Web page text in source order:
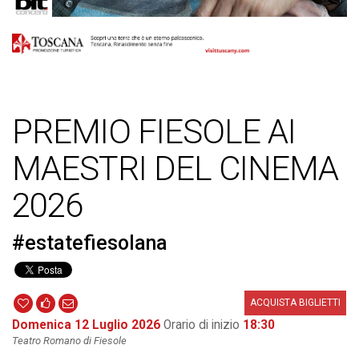
PREMIO FIESOLE AI
MAESTRI DEL CINEMA
2026
#estatefiesolana
ACQUISTA BIGLIETTI
Domenica 12 Luglio 2026 Orario di inizio 18:30
Teatro Romano di Fiesole